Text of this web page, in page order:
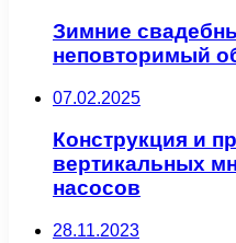
Зимние
неповторимый
07.02.2025
Конструкция и
вертикальных
насосов
28.11.2023